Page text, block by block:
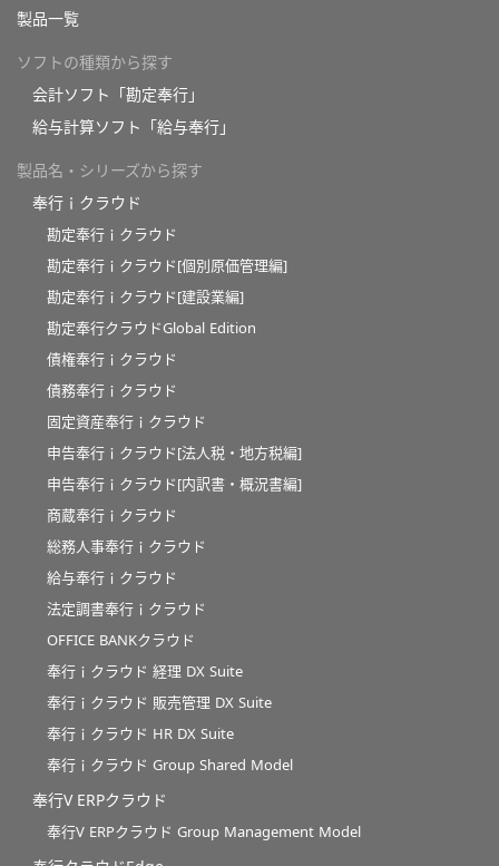
製品一覧
ソフトの種類から探す
会計ソフト「勘定奉行」
給与計算ソフト「給与奉行」
製品名・シリーズから探す
奉行ｉクラウド
勘定奉行ｉクラウド
勘定奉行ｉクラウド[個別原価管理編]
勘定奉行ｉクラウド[建設業編]
勘定奉行クラウドGlobal Edition
債権奉行ｉクラウド
債務奉行ｉクラウド
固定資産奉行ｉクラウド
申告奉行ｉクラウド[法人税・地方税編]
申告奉行ｉクラウド[内訳書・概況書編]
商蔵奉行ｉクラウド
総務人事奉行ｉクラウド
給与奉行ｉクラウド
法定調書奉行ｉクラウド
OFFICE BANKクラウド
奉行ｉクラウド 経理 DX Suite
奉行ｉクラウド 販売管理 DX Suite
奉行ｉクラウド HR DX Suite
奉行ｉクラウド Group Shared Model
奉行V ERPクラウド
奉行V ERPクラウド Group Management Model